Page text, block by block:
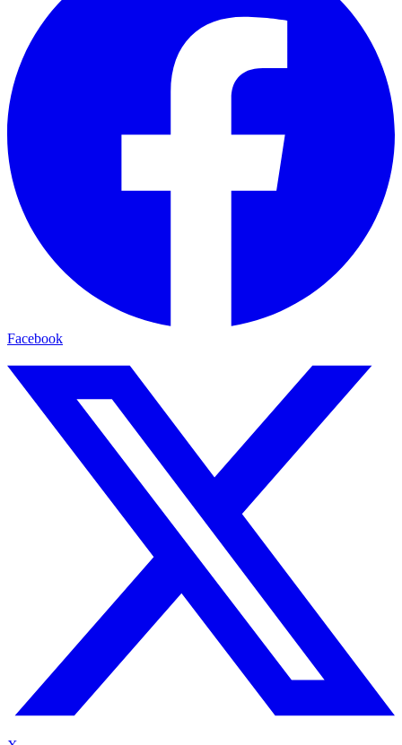
Facebook